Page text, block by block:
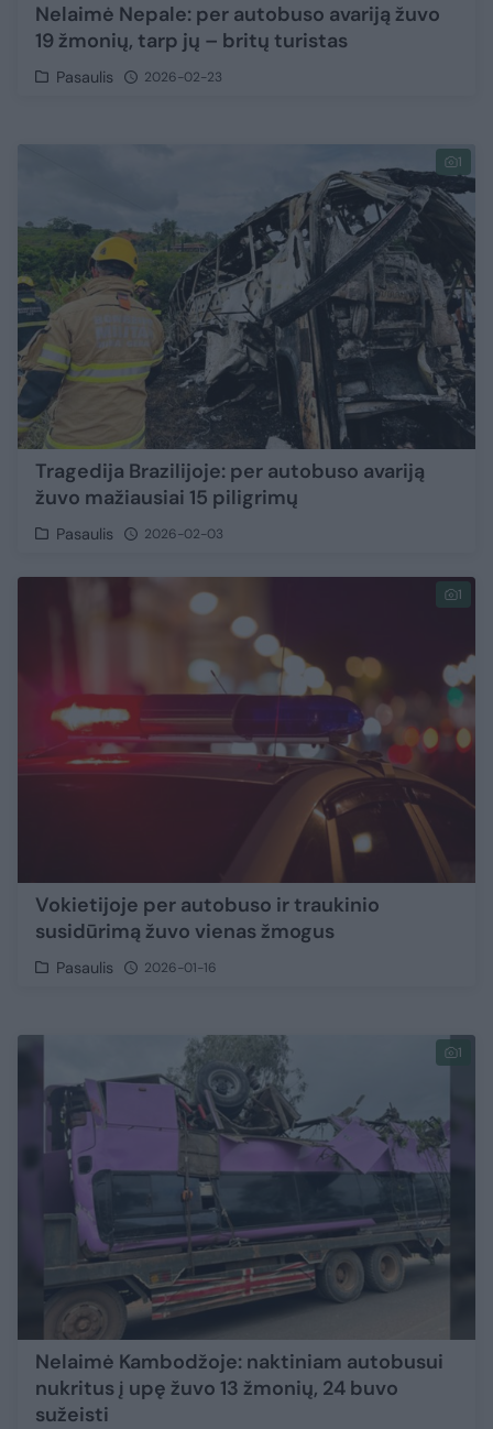
Nelaimė Nepale: per autobuso avariją žuvo
19 žmonių, tarp jų – britų turistas
Pasaulis 2026-02-23
1
Tragedija Brazilijoje: per autobuso avariją
žuvo mažiausiai 15 piligrimų
Pasaulis 2026-02-03
1
Vokietijoje per autobuso ir traukinio
susidūrimą žuvo vienas žmogus
Pasaulis 2026-01-16
1
Nelaimė Kambodžoje: naktiniam autobusui
nukritus į upę žuvo 13 žmonių, 24 buvo
sužeisti